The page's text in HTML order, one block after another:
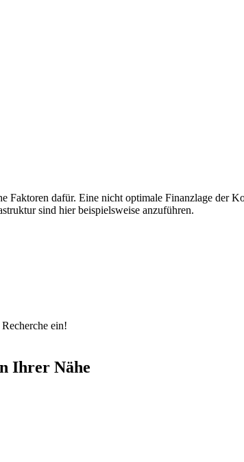
dafür. Eine nicht optimale Finanzlage der
sind hier beispielsweise anzuführen.
ein!
Ihrer Nähe